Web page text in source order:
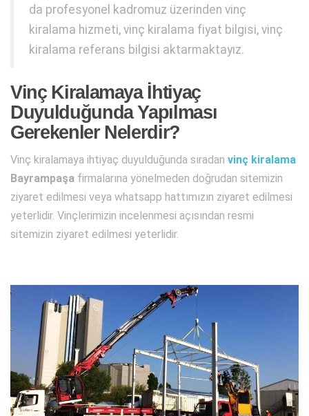
da profesyonel kadromuz üzerinden vinç
kiralama hizmeti, vinç kiralama fiyat bilgisi, vinç
kiralama referans bilgisi aktarmaktayız.
Vinç Kiralamaya İhtiyaç
Duyulduğunda Yapılması
Gerekenler Nelerdir?
Vinç kiralamaya ihtiyaç duyulduğunda sıradan vinç kiralama
Bayrampaşa firmalarına yönelmeden doğrudan sitemizin
ziyaret edilmesi veya whatsapp hattımızın ziyaret edilmesi
yeterlidir. Vinçlerimizin incelenmesi açısından resmi
sitemizin ziyaret edilmesi yeterlidir.